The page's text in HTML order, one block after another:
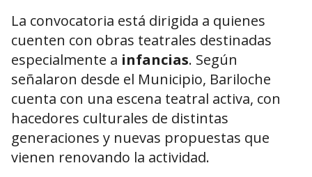
La convocatoria está dirigida a quienes
cuenten con obras teatrales destinadas
especialmente a infancias. Según
señalaron desde el Municipio, Bariloche
cuenta con una escena teatral activa, con
hacedores culturales de distintas
generaciones y nuevas propuestas que
vienen renovando la actividad.